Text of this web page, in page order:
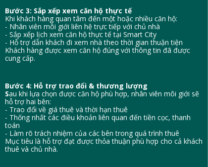
Bước 3: Sắp xếp xem căn hộ thực tế
Khi khách hàng quan tâm đến một hoặc nhiều căn hộ:
- Nhân viên môi giới liên hệ trực tiếp với chủ nhà
- Sắp xếp lịch xem căn hộ thực tế tại Smart City
- Hỗ trợ dẫn khách đi xem nhà theo thời gian thuận tiện
Khách hàng được xem căn hộ đúng với thông tin đã được
cung cấp.
Bước 4: Hỗ trợ trao đổi & thương lượng
Sau khi lựa chọn được căn hộ phù hợp, nhân viên môi giới sẽ
hỗ trợ hai bên:
- Trao đổi về giá thuê và thời hạn thuê
- Thống nhất các điều khoản liên quan đến tiền cọc, thanh
toán
- Làm rõ trách nhiệm của các bên trong quá trình thuê
Mục tiêu là hỗ trợ đạt được thỏa thuận phù hợp cho cả khách
thuê và chủ nhà.